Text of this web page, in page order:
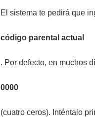
El sistema te pedirá que
código parental actual
. Por defecto, en muchos
0000
(cuatro ceros). Inténtalo